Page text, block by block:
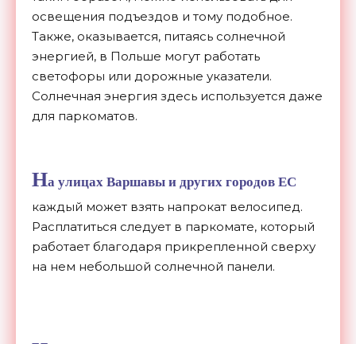
освещения подъездов и тому подобное.
Также, оказывается, питаясь солнечной
энергией, в Польше могут работать
светофоры или дорожные указатели.
Солнечная энергия здесь используется даже
для паркоматов.
На улицах Варшавы и других городов ЕС
каждый может взять напрокат велосипед.
Расплатиться следует в паркомате, который
работает благодаря прикрепленной сверху
на нем небольшой солнечной панели.